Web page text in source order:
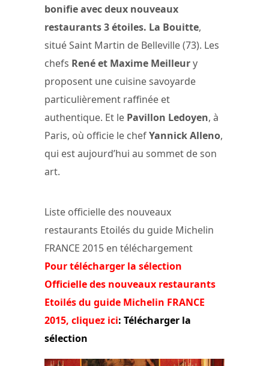
bonifie avec deux nouveaux
restaurants 3 étoiles. La Bouitte,
situé Saint Martin de Belleville (73). Les
chefs René et Maxime Meilleury
proposent une cuisine savoyarde
particulièrement raffinée et
authentique. Et le Pavillon Ledoyen, à
Paris, où officie le chefYannick Alleno,
qui est aujourd’hui au sommet de son
art.
Liste officielle des nouveaux
restaurants Etoilés du guide Michelin
FRANCE 2015 en téléchargement
Pour télécharger la sélection
Officielle des nouveaux restaurants
Etoilés du guide Michelin FRANCE
2015, cliquez ici: Télécharger la
sélection